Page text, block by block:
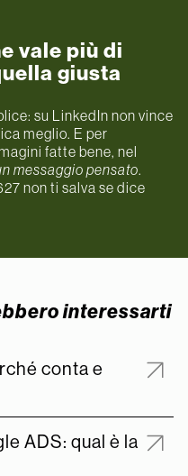
vale più di
giusta
su LinkedIn non vince
meglio. E per
fatte bene, nel
messaggio pensato.
non ti salva se dice
interessarti
conta e
ADS: qual è la